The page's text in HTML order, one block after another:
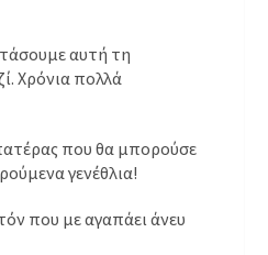
αυτή τη
Χρόνια πολλά
που θα μπορούσε
γενέθλια!
που με αγαπάει άνευ